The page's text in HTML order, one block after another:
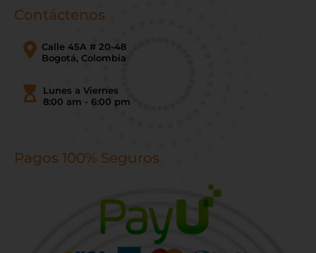
Contáctenos
Calle 45A # 20-48
Bogotá, Colombia
Lunes a Viernes
8:00 am - 6:00 pm
Pagos 100% Seguros